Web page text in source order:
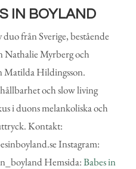
IN BOYLAND
från Sverige, bestående
Nathalie Myrberg och
Matilda Hildingsson.
och slow living
i duons melankoliska och
Kontakt:
Instagram:
Hemsida:Babes in